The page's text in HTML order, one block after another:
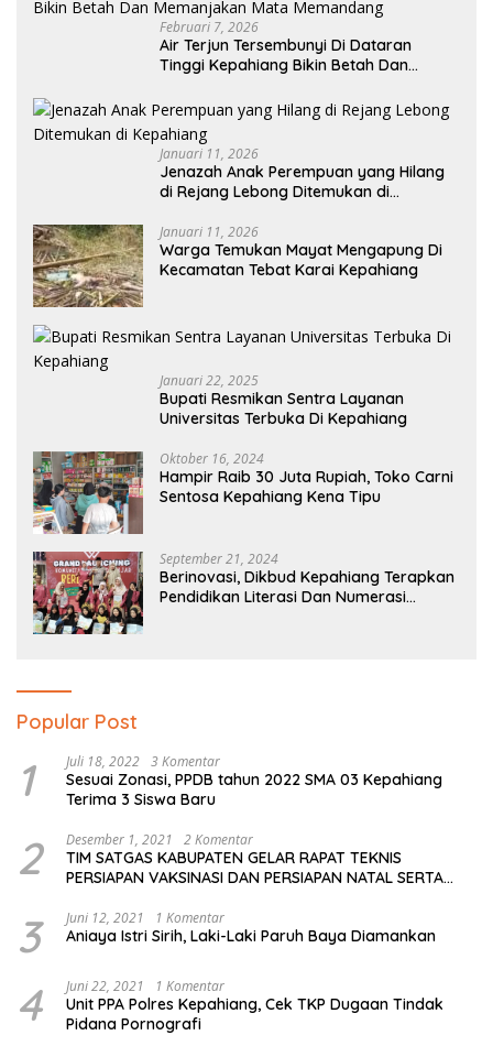
Februari 7, 2026
Air Terjun Tersembunyi Di Dataran
Tinggi Kepahiang Bikin Betah Dan
Januari 11, 2026
Jenazah Anak Perempuan yang Hilang
di Rejang Lebong Ditemukan di
Januari 11, 2026
Warga Temukan Mayat Mengapung Di
Kecamatan Tebat Karai Kepahiang
Januari 22, 2025
Bupati Resmikan Sentra Layanan
Universitas Terbuka Di Kepahiang
Oktober 16, 2024
Hampir Raib 30 Juta Rupiah, Toko Carni
Sentosa Kepahiang Kena Tipu
September 21, 2024
Berinovasi, Dikbud Kepahiang Terapkan
Pendidikan Literasi Dan Numerasi
Popular Post
1 Juli 18, 2022 3 Komentar
Sesuai Zonasi, PPDB tahun 2022 SMA 03 Kepahiang
Terima 3 Siswa Baru
2 Desember 1, 2021 2 Komentar
TIM SATGAS KABUPATEN GELAR RAPAT TEKNIS
PERSIAPAN VAKSINASI DAN PERSIAPAN NATAL SERTA
3 Juni 12, 2021 1 Komentar
Aniaya Istri Sirih, Laki-Laki Paruh Baya Diamankan
4 Juni 22, 2021 1 Komentar
Unit PPA Polres Kepahiang, Cek TKP Dugaan Tindak
Pidana Pornografi